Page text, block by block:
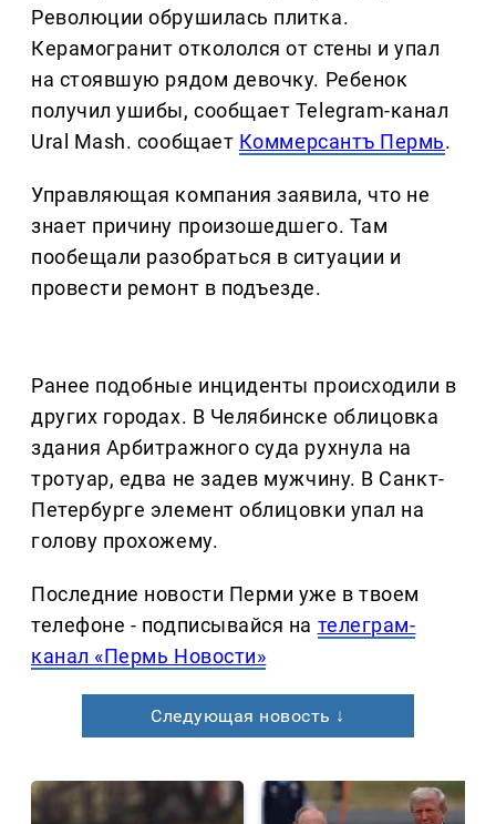
Революции обрушилась плитка.
Керамогранит откололся от стены и упал
на стоявшую рядом девочку. Ребенок
получил ушибы, сообщает Telegram-канал
Ural Mash. сообщает Коммерсантъ Пермь.
Управляющая компания заявила, что не
знает причину произошедшего. Там
пообещали разобраться в ситуации и
провести ремонт в подъезде.
Ранее подобные инциденты происходили в
других городах. В Челябинске облицовка
здания Арбитражного суда рухнула на
тротуар, едва не задев мужчину. В Санкт-
Петербурге элемент облицовки упал на
голову прохожему.
Последние новости Перми уже в твоем
телефоне - подписывайся на телеграм-
канал «Пермь Новости»
Следующая новость ↓